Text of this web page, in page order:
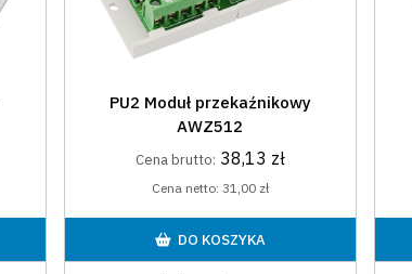
PU2 Moduł przekaźnikowy
AWZ512
Cena brutto: 38,13 zł
Cena netto: 31,00 zł
DO KOSZYKA